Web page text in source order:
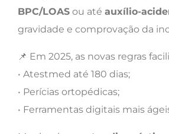
BPC/LOAS ou até auxílio-
gravidade e comprovação da
📌 Em 2025, as novas regras
• Atestmed até 180 dias;
• Perícias ortopédicas;
• Ferramentas digitais mais